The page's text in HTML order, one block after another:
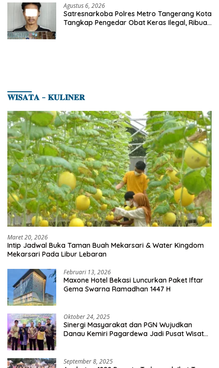
Agustus 6, 2026
Satresnarkoba Polres Metro Tangerang Kota
Tangkap Pengedar Obat Keras Ilegal, Ribuan
𝐖𝐈𝐒𝐀𝐓𝐀 – 𝐊𝐔𝐋𝐈𝐍𝐄𝐑
Maret 20, 2026
Intip Jadwal Buka Taman Buah Mekarsari & Water Kingdom
Mekarsari Pada Libur Lebaran
Februari 13, 2026
Maxone Hotel Bekasi Luncurkan Paket Iftar
Gema Swarna Ramadhan 1447 H
Oktober 24, 2025
Sinergi Masyarakat dan PGN Wujudkan
Danau Kemiri Pagardewa Jadi Pusat Wisata
September 8, 2025